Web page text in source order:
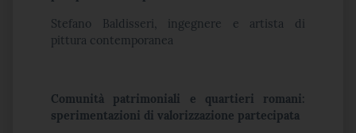
Stefano Baldisseri, ingegnere e artista di
pittura contemporanea
Comunità patrimoniali e quartieri romani:
sperimentazioni di valorizzazione partecipata